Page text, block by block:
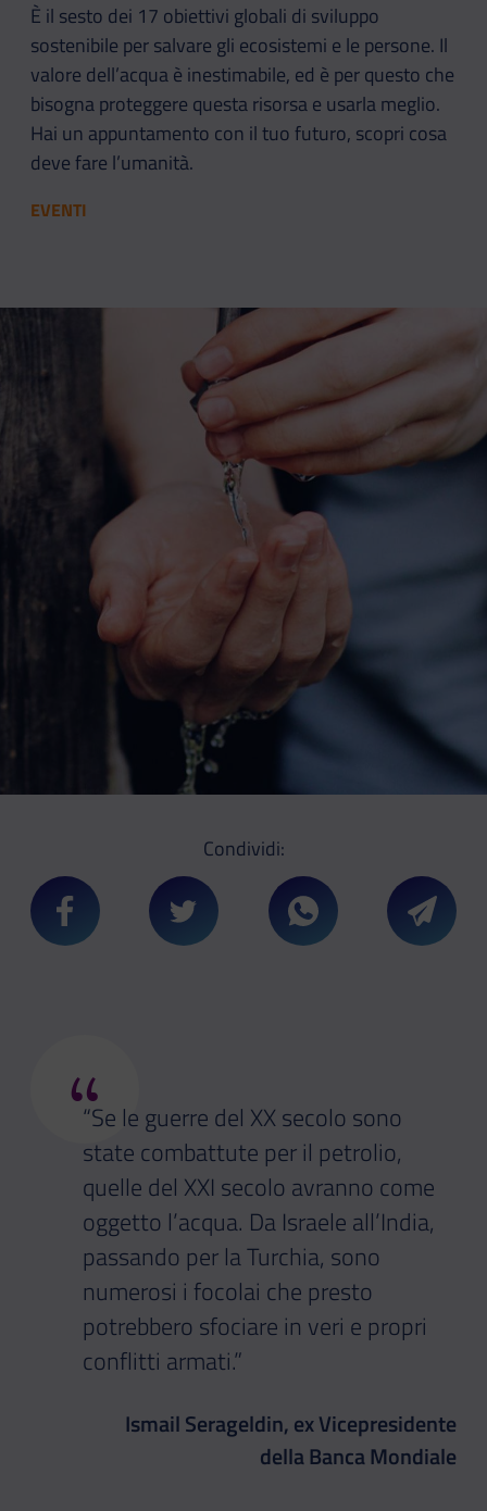
È il sesto dei 17 obiettivi globali di sviluppo
sostenibile per salvare gli ecosistemi e le persone. Il
valore dell’acqua è inestimabile, ed è per questo che
bisogna proteggere questa risorsa e usarla meglio.
Hai un appuntamento con il tuo futuro, scopri cosa
deve fare l’umanità.
EVENTI
Condividi:
Condividi su FacebookCondividi su TwitterCondividi su
“
“Se le guerre del XX secolo sono
state combattute per il petrolio,
quelle del XXI secolo avranno come
oggetto l’acqua. Da Israele all’India,
passando per la Turchia, sono
numerosi i focolai che presto
potrebbero sfociare in veri e propri
conflitti armati.”
Ismail Serageldin, ex Vicepresidente
della Banca Mondiale